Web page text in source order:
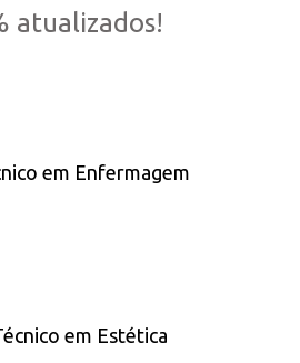
atualizados!
em Enfermagem
em Estética